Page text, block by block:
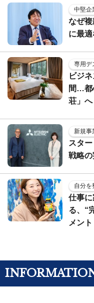
中堅企
なぜ
に最
専用デ
ビジ
間…都
荘」へ
新規事
スタ
戦略
自分を
仕事
る、“
メント